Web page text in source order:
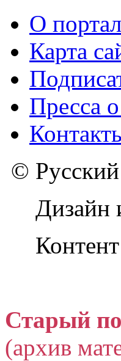
О
Карта
Пресса
©
Дизайн
Контент
Старый
(архив